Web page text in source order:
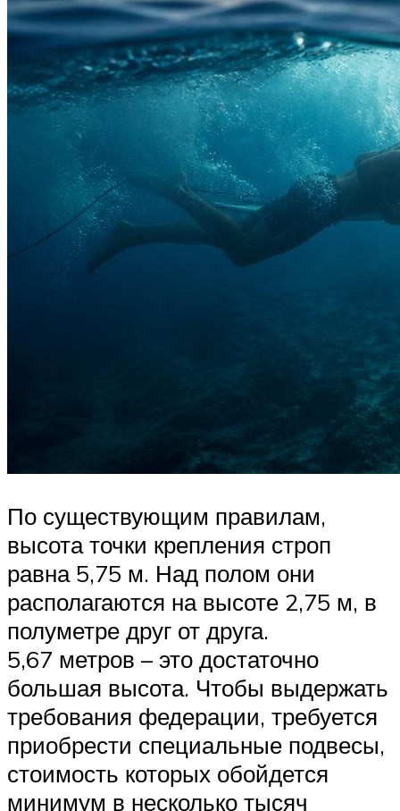
По существующим правилам,
высота точки крепления строп
равна 5,75 м. Над полом они
располагаются на высоте 2,75 м, в
полуметре друг от друга.
5,67 метров – это достаточно
большая высота. Чтобы выдержать
требования федерации, требуется
приобрести специальные подвесы,
стоимость которых обойдется
минимум в несколько тысяч